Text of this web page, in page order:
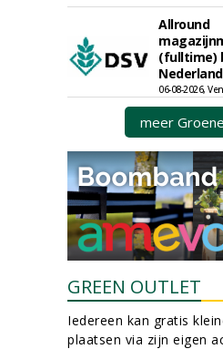
Allround
(fulltime)
Nederland
06-08-2026,
meer
GREEN OUTLET
Iedereen kan gratis
plaatsen via zijn eigen